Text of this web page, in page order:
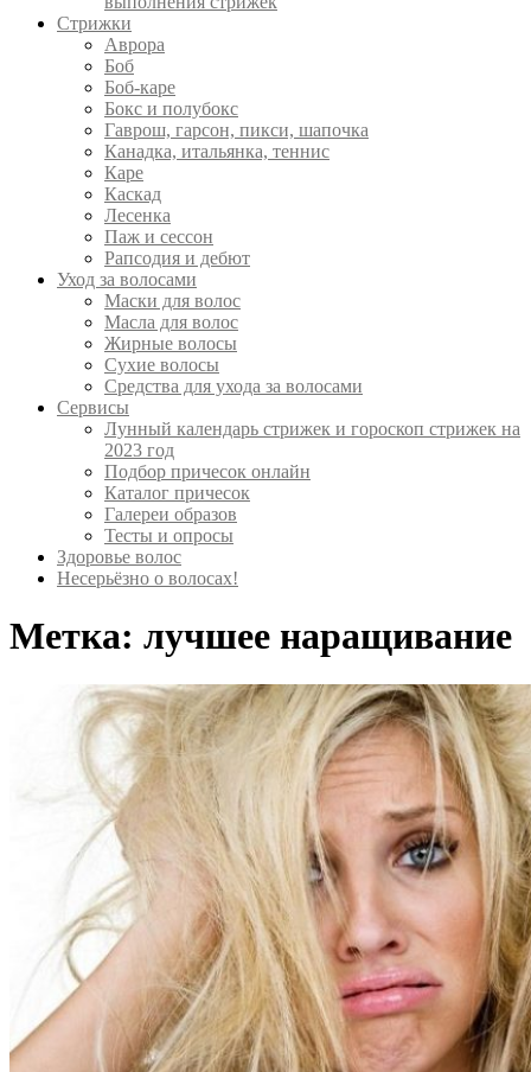
Стрижки
Аврора
Боб
Боб-каре
Бокс и полубокс
Гаврош, гарсон, пикси, шапочка
Канадка, итальянка, теннис
Каре
Каскад
Лесенка
Паж и сессон
Рапсодия и дебют
Уход за волосами
Маски для волос
Масла для волос
Жирные волосы
Сухие волосы
Средства для ухода за волосами
Сервисы
Лунный календарь стрижек и гороскоп стрижек на
2023 год
Подбор причесок онлайн
Каталог причесок
Галереи образов
Тесты и опросы
Здоровье волос
Несерьёзно о волосах!
Метка: лучшее наращивание